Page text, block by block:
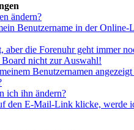
ändern?
Benutzername in der Online-
aber die Forenuhr geht immer
Board nicht zur Auswahl!
Benutzernamen
ich ihn ändern?
den E-Mail-Link klicke, werde